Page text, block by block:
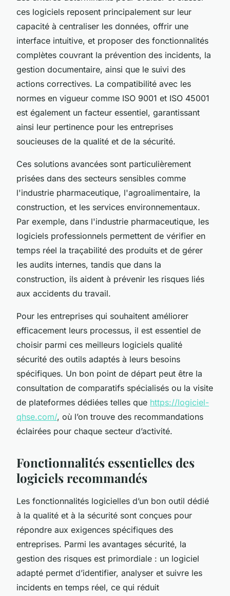
ces logiciels reposent principalement sur leur
capacité à centraliser les données, offrir une
interface intuitive, et proposer des fonctionnalités
complètes couvrant la prévention des incidents, la
gestion documentaire, ainsi que le suivi des
actions correctives. La compatibilité avec les
normes en vigueur comme ISO 9001 et ISO 45001
est également un facteur essentiel, garantissant
ainsi leur pertinence pour les entreprises
soucieuses de la qualité et de la sécurité.
Ces solutions avancées sont particulièrement
prisées dans des secteurs sensibles comme
l'industrie pharmaceutique, l'agroalimentaire, la
construction, et les services environnementaux.
Par exemple, dans l'industrie pharmaceutique, les
logiciels professionnels permettent de vérifier en
temps réel la traçabilité des produits et de gérer
les audits internes, tandis que dans la
construction, ils aident à prévenir les risques liés
aux accidents du travail.
Pour les entreprises qui souhaitent améliorer
efficacement leurs processus, il est essentiel de
choisir parmi ces meilleurs logiciels qualité
sécurité des outils adaptés à leurs besoins
spécifiques. Un bon point de départ peut être la
consultation de comparatifs spécialisés ou la visite
de plateformes dédiées telles que https://logiciel-
qhse.com/, où l’on trouve des recommandations
éclairées pour chaque secteur d’activité.
Fonctionnalités essentielles des
logiciels recommandés
Les fonctionnalités logicielles d’un bon outil dédié
à la qualité et à la sécurité sont conçues pour
répondre aux exigences spécifiques des
entreprises. Parmi les avantages sécurité, la
gestion des risques est primordiale : un logiciel
adapté permet d’identifier, analyser et suivre les
incidents en temps réel, ce qui réduit